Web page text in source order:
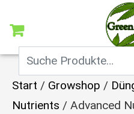
Start / Growshop /
Nutrients / Advanced